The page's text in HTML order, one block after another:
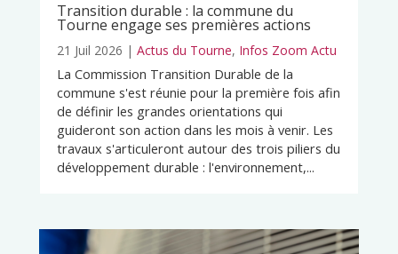
Transition durable : la commune du
Tourne engage ses premières actions
21 Juil 2026 | Actus du Tourne, Infos Zoom Actu
La Commission Transition Durable de la
commune s'est réunie pour la première fois afin
de définir les grandes orientations qui
guideront son action dans les mois à venir. Les
travaux s'articuleront autour des trois piliers du
développement durable : l'environnement,...